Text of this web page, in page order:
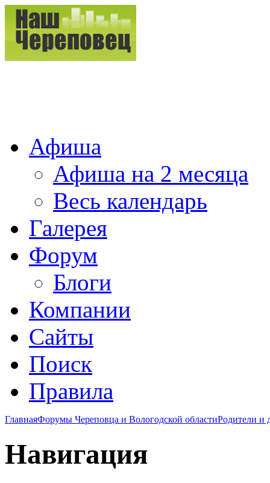
Афиша
Афиша на 2 месяца
Весь календарь
Галерея
Форум
Блоги
Компании
Сайты
Поиск
Правила
ГлавнаяФорумы Череповца и Вологодской областиРодители и
Навигация